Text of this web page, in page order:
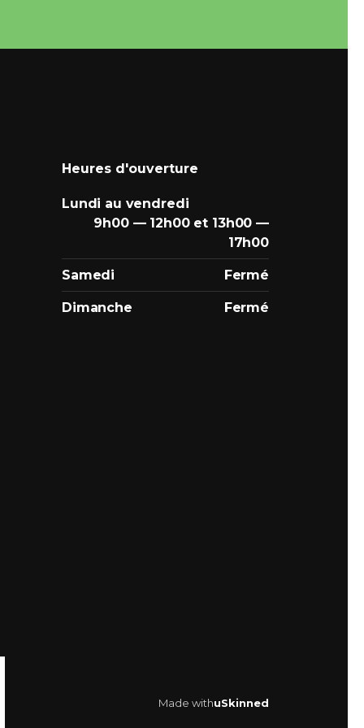
Heures d'ouverture
Lundi au vendredi
9h00 — 12h00 et 13h00 —
17h00
Samedi Fermé
Dimanche Fermé
Made withuSkinned